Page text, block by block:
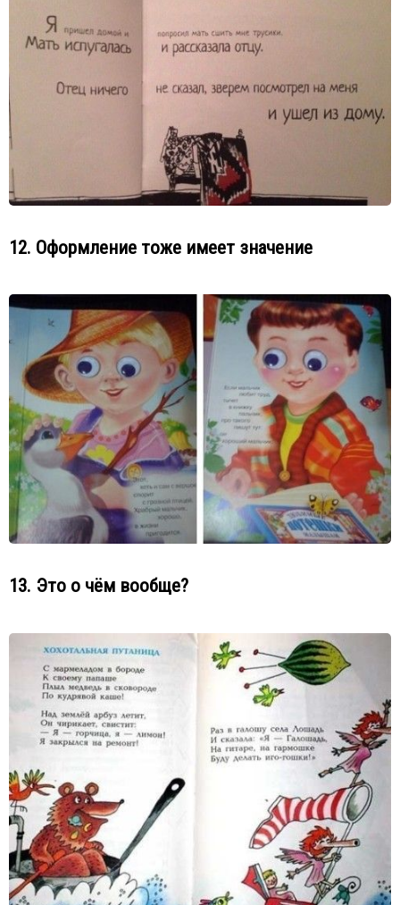
12. Оформление тоже имеет значение
13. Это о чём вообще?